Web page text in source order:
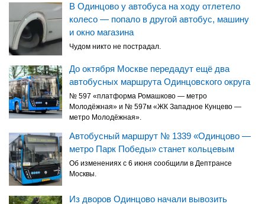
В Одинцово у автобуса на ходу отлетело
колесо — попало в другой автобус, машину
и окно магазина
Чудом никто не пострадал.
До октября Москве передадут ещё два
автобусных маршрута Одинцовского округа
№ 597 «платформа Ромашково — метро
Молодёжная» и № 597м «ЖК Западное Кунцево —
метро Молодёжная».
Автобусный маршрут № 1339 «Одинцово —
метро Парк Победы» станет кольцевым
Об изменениях с 6 июня сообщили в Дептрансе
Москвы.
Из дворов Одинцово начали вывозить